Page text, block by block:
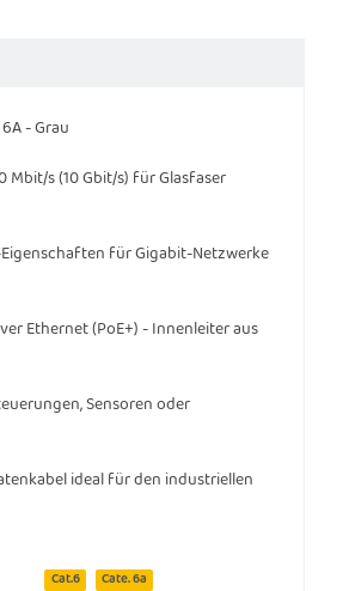
- Grau
Mbit/s (10 Gbit/s) für Glasfaser
Eigenschaften für Gigabit-Netzwerke
Ethernet (PoE+) - Innenleiter aus
Sensoren oder
ideal für den industriellen
Cat.6 Cate. 6a